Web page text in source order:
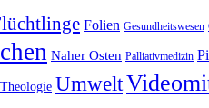
Folien Gesundheitswesen
Naher Osten Palliativmedizin
Theologie Umwelt